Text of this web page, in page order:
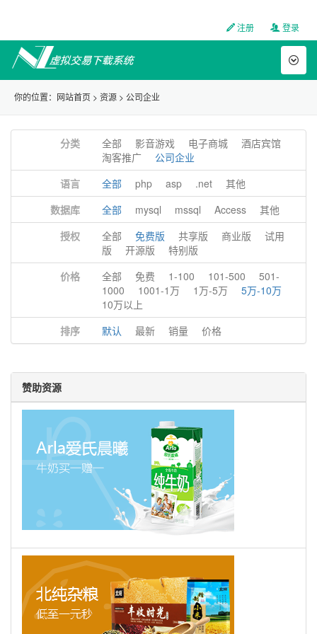
注册 登录
你的位置： 网站首页 > 资源 > 公司企业
分类 全部 影音游戏 电子商城
酒店宾馆
淘客推广
公司企业
语言
全部 php asp .net
其他
数据库
全部 mysql mssql Access
其他
授权
全部 免费版 共享版 商业版
试用
版
开源版
特别版
价格
全部 免费 1-100 101-500
501-
1000
1001-1万 1万-5万
5万-10万
10万以上
排序
默认 最新 销量 价格
赞助资源